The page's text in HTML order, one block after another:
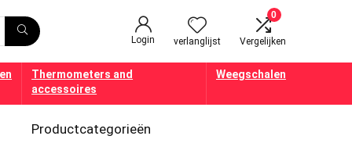
Login verlanglijst
0
Vergelijken
Thermometers and
accessoires
Weegschalen
Productcategorieën